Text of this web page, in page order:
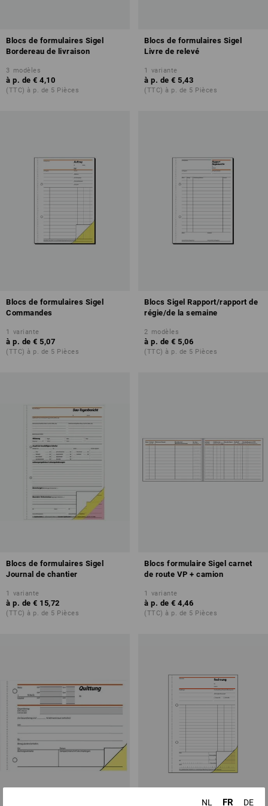
Blocs de formulaires Sigel
Bordereau de livraison
3 modèles
à p. de € 4,10
(TTC) à p. de 5 Pièces
Blocs de formulaires Sigel
Livre de relevé
1 variante
à p. de € 5,43
(TTC) à p. de 5 Pièces
Blocs de formulaires Sigel
Commandes
1 variante
à p. de € 5,07
(TTC) à p. de 5 Pièces
Blocs Sigel Rapport/rapport de
régie/de la semaine
2 modèles
à p. de € 5,06
(TTC) à p. de 5 Pièces
Blocs de formulaires Sigel
Journal de chantier
1 variante
à p. de € 15,72
(TTC) à p. de 5 Pièces
Blocs formulaire Sigel carnet
de route VP + camion
1 variante
à p. de € 4,46
(TTC) à p. de 5 Pièces
NL FR DE